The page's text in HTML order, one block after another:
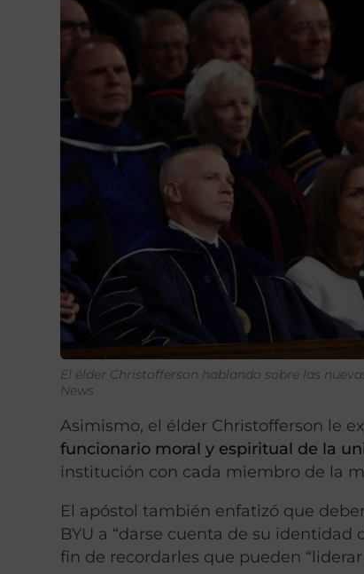
El élder Christofferson hablando sobre las
News
Asimismo, el élder Christofferson le
funcionario moral y espiritual de la
institución con cada miembro de la
El apóstol también enfatizó que
BYU a “darse cuenta de su identidad
fin de recordarles que pueden